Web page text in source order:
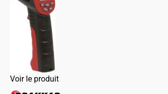
Voir le produit